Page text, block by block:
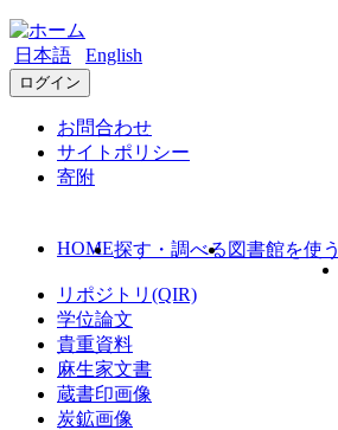
日本語 English
ログイン
お問合わせ
サイトポリシー
寄附
HOME探す・調べる 図書館を使う
リポジトリ(QIR)
学位論文
貴重資料
麻生家文書
蔵書印画像
炭鉱画像